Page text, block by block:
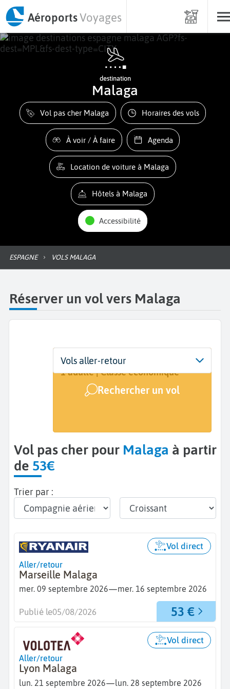
AéroportsVoyages
destination
Malaga
Vol pas cher Malaga Horaires des vols
À voir / À faire Agenda
Location de voiture à Malaga
Hôtels à Malaga
Accessibilité
ESPAGNE VOLS MALAGA
Réserver un vol vers Malaga
Départ
De...
Dates
Dates de votre voyage
Voyageurs | Classe
1 adulte | Classe économique
Rechercher un vol
Vols aller-retour
Vol pas cher pour Malaga à partir
de 53€
Trier par :
Aller/retour
Marseille Malaga
mer. 09 septembre 2026—mer. 16 septembre 2026
Vol direct
53 €
Publié le05/08/2026
Aller/retour
Lyon Malaga
lun. 21 septembre 2026—lun. 28 septembre 2026
Vol direct